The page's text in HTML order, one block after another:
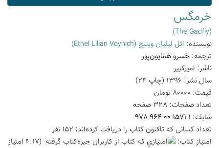
خرمگس
(The Gadfly)
نویسنده: اتل لیلیان وینیچ (Ethel Lilian Voynich)
ترجمه: خسرو همایون‌پور
ناشر: امیرکبیر
سال نشر: 1396 (چاپ24
)
قیمت: 80000 تومان
تعداد صفحات: 328 صفحه
شابك: 978-964-00-1571-1
تعداد كسانی كه تاكنون كتاب را دریافت كرده‌اند: 152 نفر
امتیاز كتاب:
(4.17 امتیاز